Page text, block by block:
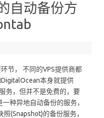
自动备份方
节， 不同的VPS提供商都
本身就提供
务，但并不是免费的，要
种异地自动备份的服务，
(Snapshot)的备份服务，